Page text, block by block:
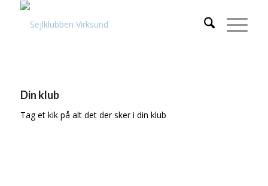
Din klub
Tag et kik på alt det der sker i din klub